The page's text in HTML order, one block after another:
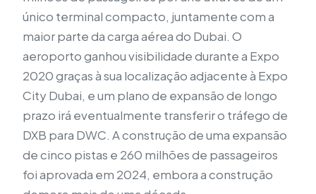
único terminal compacto, juntamente com a
maior parte da carga aérea do Dubai. O
aeroporto ganhou visibilidade durante a Expo
2020 graças à sua localização adjacente à Expo
City Dubai, e um plano de expansão de longo
prazo irá eventualmente transferir o tráfego de
DXB para DWC. A construção de uma expansão
de cinco pistas e 260 milhões de passageiros
foi aprovada em 2024, embora a construção